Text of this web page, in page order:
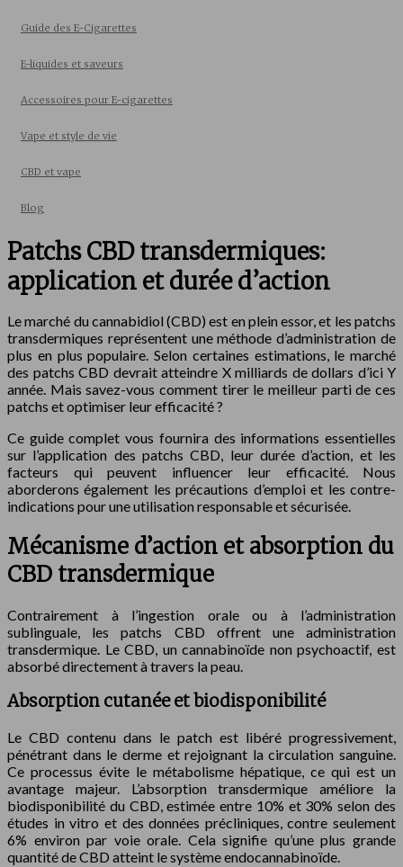
Guide des E-Cigarettes
E-liquides et saveurs
Accessoires pour E-cigarettes
Vape et style de vie
CBD et vape
Blog
Patchs CBD transdermiques:
application et durée d’action
Le marché du cannabidiol (CBD) est en plein essor, et les patchs
transdermiques représentent une méthode d’administration de
plus en plus populaire. Selon certaines estimations, le marché
des patchs CBD devrait atteindre X milliards de dollars d’ici Y
année. Mais savez-vous comment tirer le meilleur parti de ces
patchs et optimiser leur efficacité ?
Ce guide complet vous fournira des informations essentielles
sur l’application des patchs CBD, leur durée d’action, et les
facteurs qui peuvent influencer leur efficacité. Nous
aborderons également les précautions d’emploi et les contre-
indications pour une utilisation responsable et sécurisée.
Mécanisme d’action et absorption du
CBD transdermique
Contrairement à l’ingestion orale ou à l’administration
sublinguale, les patchs CBD offrent une administration
transdermique. Le CBD, un cannabinoïde non psychoactif, est
absorbé directement à travers la peau.
Absorption cutanée et biodisponibilité
Le CBD contenu dans le patch est libéré progressivement,
pénétrant dans le derme et rejoignant la circulation sanguine.
Ce processus évite le métabolisme hépatique, ce qui est un
avantage majeur. L’absorption transdermique améliore la
biodisponibilité du CBD, estimée entre 10% et 30% selon des
études in vitro et des données précliniques, contre seulement
6% environ par voie orale. Cela signifie qu’une plus grande
quantité de CBD atteint le système endocannabinoïde.